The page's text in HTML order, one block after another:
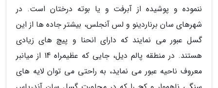
ننموده و پوشیده از آبرفت و یا بوته درختان است. در
شهرهای سان برناردینو و لس آنجلس، بیشتر جاده ها از این
گسل عبور می نمایند که دارای انحنا و پیچ های زیادی
هستند. در منطقه پالم دیل، جایی که عظیمراه 14 از میانبر
معروف ناحیه عبور می نماید، به راحتی می توان لایه های